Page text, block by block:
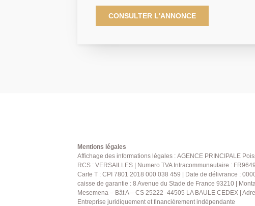
Principale vous propose en exclusivité un
étage d'une copropriété recherchée. Le bien se
pièce principale donnant sur un balcon, de 2
CONSULTER L'ANNONCE
Mentions légales
Affichage des informations légales : AGENCE PRINCIPALE
RCS : VERSAILLES | Numero TVA Intracommunautaire :
Carte T : CPI 7801 2018 000 038 459 | Date de délivrance :
caisse de garantie : 8 Avenue du Stade de France 93210 |
Mesemena – Bât A – CS 25222 -44505 LA BAULE CEDEX |
Entreprise juridiquement et financièrement indépendante